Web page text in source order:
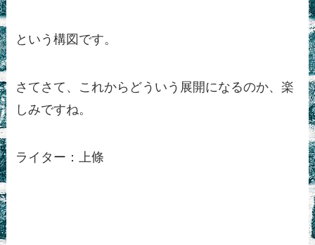
という構図です。
さてさて、これからどういう展開になるのか、楽
しみですね。
ライター：上條